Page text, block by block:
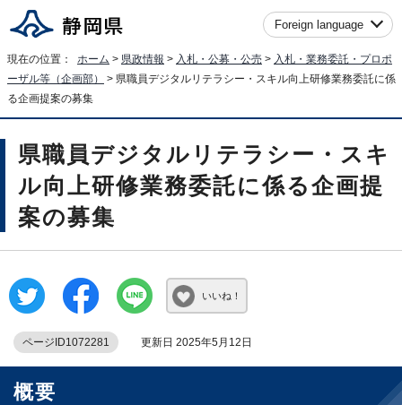
Foreign language
現在の位置： ホーム > 県政情報 > 入札・公募・公売 > 入札・業務委託・プロポ
ーザル等（企画部）
> 県職員デジタルリテラシー・スキル向上研修業務委託に係
る企画提案の募集
県職員デジタルリテラシー・スキ
ル向上研修業務委託に係る企画提
案の募集
いいね！
ページID1072281 更新日 2025年5月12日
概要